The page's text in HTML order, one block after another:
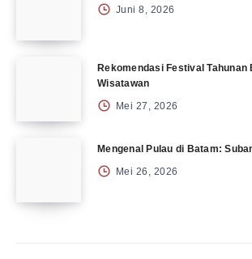
Juni 8, 2026
Rekomendasi Festival Tahunan
Wisatawan
Mei 27, 2026
Mengenal Pulau di Batam:
Mei 26, 2026